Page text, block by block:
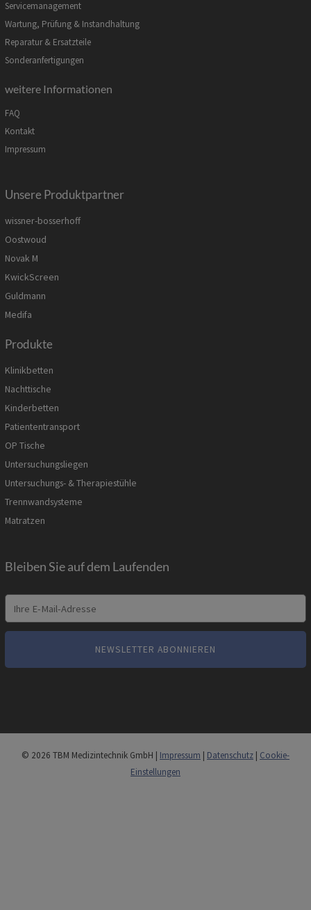
Servicemanagement
Wartung, Prüfung & Instandhaltung
Reparatur & Ersatzteile
Sonderanfertigungen
weitere Informationen
FAQ
Kontakt
Impressum
Unsere Produktpartner
wissner-bosserhoff
Oostwoud
Novak M
KwickScreen
Guldmann
Medifa
Produkte
Klinikbetten
Nachttische
Kinderbetten
Patiententransport
OP Tische
Untersuchungsliegen
Untersuchungs- & Therapiestühle
Trennwandsysteme
Matratzen
Bleiben Sie auf dem Laufenden
© 2026 TBM Medizintechnik GmbH | Impressum | Datenschutz | Cookie-
Einstellungen